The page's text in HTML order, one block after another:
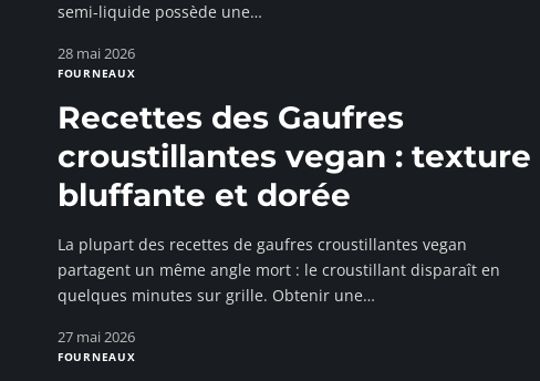
semi-liquide possède une…
28 mai 2026
FOURNEAUX
Recettes des Gaufres
croustillantes vegan : texture
bluffante et dorée
La plupart des recettes de gaufres croustillantes vegan
partagent un même angle mort : le croustillant disparaît en
quelques minutes sur grille. Obtenir une…
27 mai 2026
FOURNEAUX